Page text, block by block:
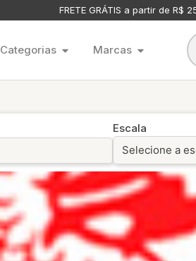
FRETE GRÁTIS a partir de R$
Categorias Marcas
Escala
Selecione a